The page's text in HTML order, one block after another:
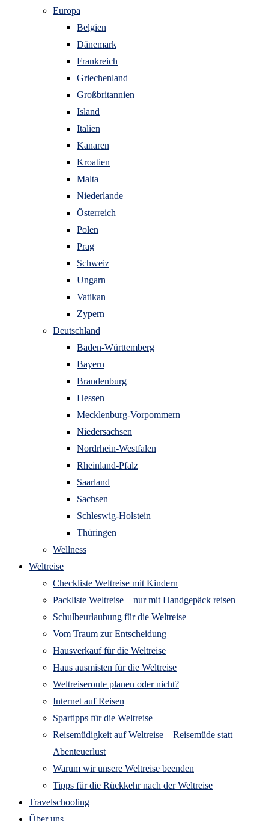
Europa
Belgien
Dänemark
Frankreich
Griechenland
Großbritannien
Island
Italien
Kanaren
Kroatien
Malta
Niederlande
Österreich
Polen
Prag
Schweiz
Ungarn
Vatikan
Zypern
Deutschland
Baden-Württemberg
Bayern
Brandenburg
Hessen
Mecklenburg-Vorpommern
Niedersachsen
Nordrhein-Westfalen
Rheinland-Pfalz
Saarland
Sachsen
Schleswig-Holstein
Thüringen
Wellness
Weltreise
Checkliste Weltreise mit Kindern
Packliste Weltreise – nur mit Handgepäck reisen
Schulbeurlaubung für die Weltreise
Vom Traum zur Entscheidung
Hausverkauf für die Weltreise
Haus ausmisten für die Weltreise
Weltreiseroute planen oder nicht?
Internet auf Reisen
Spartipps für die Weltreise
Reisemüdigkeit auf Weltreise – Reisemüde statt
Abenteuerlust
Warum wir unsere Weltreise beenden
Tipps für die Rückkehr nach der Weltreise
Travelschooling
Über uns